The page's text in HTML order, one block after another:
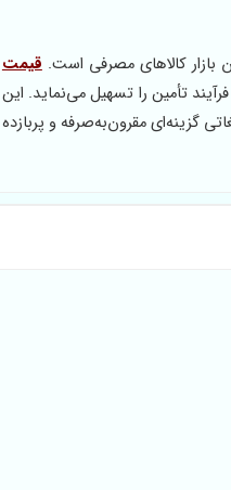
قیمت
تأمین را تسهیل می‌نماید. این
گزینه‌ای مقرون‌به‌صرفه و پربازده